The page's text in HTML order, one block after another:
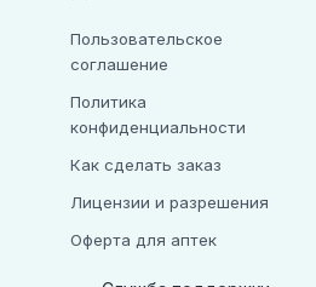
Пользовательское
соглашение
Политика
конфиденциальности
Как сделать заказ
Лицензии и разрешения
Оферта для аптек